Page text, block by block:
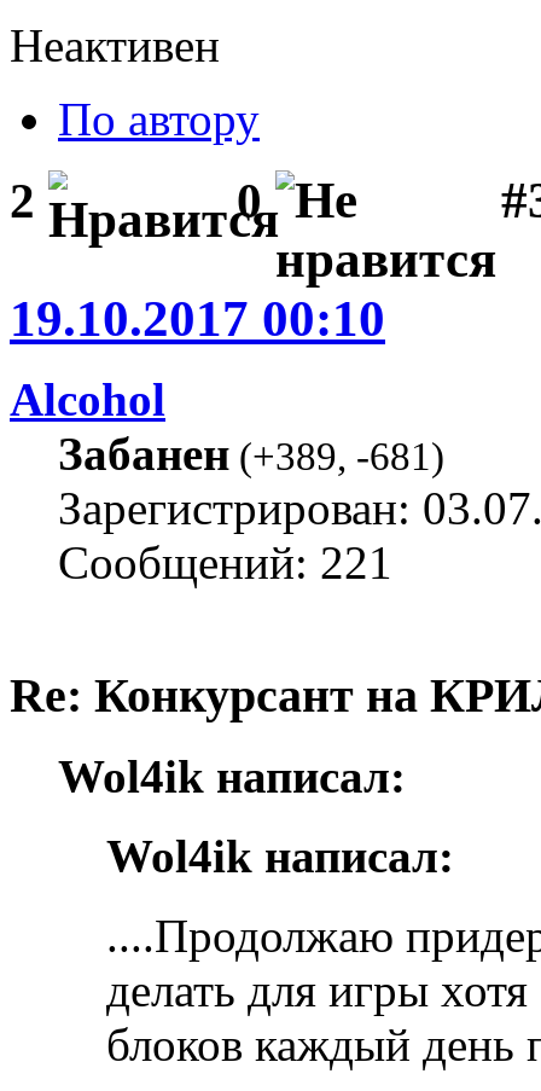
Неактивен
По автору
2 0
19.10.2017 00:10
Alcohol
Забанен (+389, -681)
Зарегистрирован:
Сообщений: 221
Re: Конкурсант на
Wol4ik написал:
Wol4ik написал:
....Продолжаю
делать для игры
блоков каждый день